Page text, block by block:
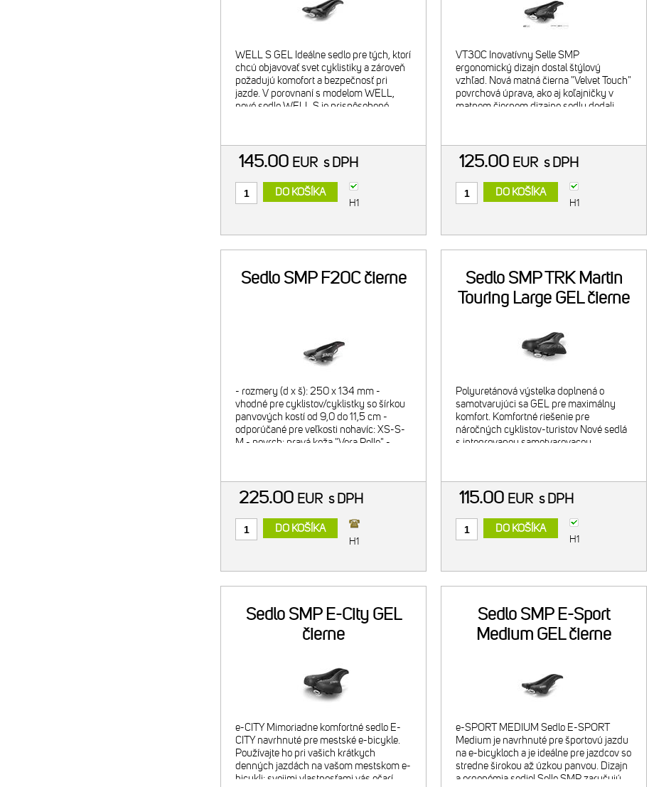
WELL S GEL Ideálne sedlo pre tých, ktorí
chcú objavovať svet cyklistiky a zároveň
požadujú komofort a bezpečnosť pri
jazde. V porovnaní s modelom WELL,
nové sedlo WELL S je prispôsobené
145.00 EUR s DPH
DO KOŠÍKA
H1
VT30C Inovatívny Selle SMP
ergonomický dizajn dostal štýlový
vzhľad. Nová matná čierna "Velvet Touch"
povrchová úprava, ako aj koľajničky v
matnom čiernom dizajne sedlu dodali
125.00 EUR s DPH
DO KOŠÍKA
H1
Sedlo SMP F20C čierne
- rozmery (d x š): 250 x 134 mm -
vhodné pre cyklistov/cyklistky so šírkou
panvových kostí od 9,0 do 11,5 cm -
odporúčané pre veľkosti nohavíc: XS-S-
M - povrch: pravá koža "Vera Pelle" -
225.00 EUR s DPH
DO KOŠÍKA
H1
Sedlo SMP TRK Martin
Touring Large GEL čierne
Polyuretánová výstelka doplnená o
samotvarujúci sa GEL pre maximálny
komfort. Komfortné riešenie pre
náročných cyklistov-turistov Nové sedlá
s integrovanou samotvarovacou
115.00 EUR s DPH
DO KOŠÍKA
H1
Sedlo SMP E-City GEL
čierne
e-CITY Mimoriadne komfortné sedlo E-
CITY navrhnuté pre mestské e-bicykle.
Používajte ho pri vašich krátkych
denných jazdách na vašom mestskom e-
bicykli: svojimi vlastnosťami vás očarí.
Sedlo SMP E-Sport
Medium GEL čierne
e-SPORT MEDIUM Sedlo E-SPORT
Medium je navrhnuté pre športovú jazdu
na e-bicykloch a je ideálne pre jazdcov so
stredne širokou až úzkou panvou. Dizajn
a ergonómia sediel Selle SMP zaručujú